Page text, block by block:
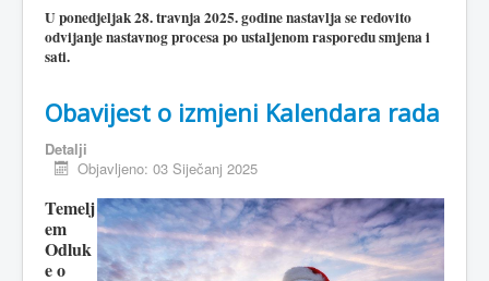
U ponedjeljak 28. travnja 2025. godine nastavlja se redovito
odvijanje nastavnog procesa po ustaljenom rasporedu smjena i
sati.
Obavijest o izmjeni Kalendara rada
Detalji
Objavljeno: 03 Siječanj 2025
Temelj
em
Odluk
e o